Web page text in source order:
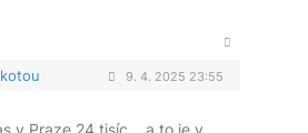
9. 4. 2025 23:55